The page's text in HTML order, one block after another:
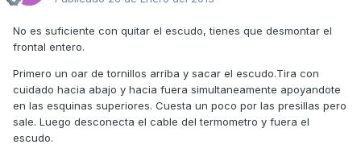
No es suficiente con quitar el escudo, tienes que desmontar el
frontal entero.
Primero un oar de tornillos arriba y sacar el escudo.Tira con
cuidado hacia abajo y hacia fuera simultaneamente apoyandote
en las esquinas superiores. Cuesta un poco por las presillas pero
sale. Luego desconecta el cable del termometro y fuera el
escudo.